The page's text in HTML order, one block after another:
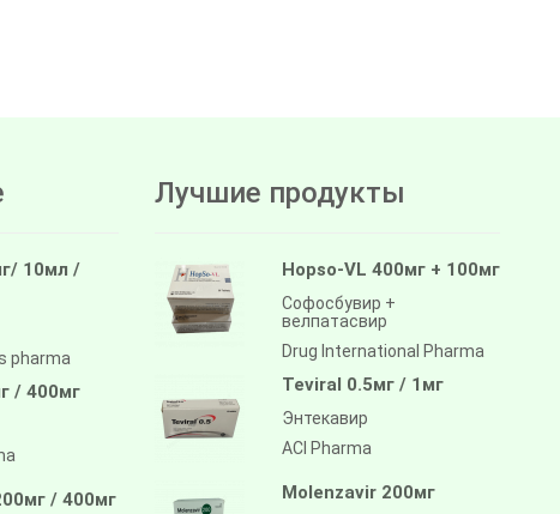
10мл /
pharma
/ 400мг
/ 400мг
Лучшие продукты
Hopso-VL 400мг + 100мг
Софосбувир +
велпатасвир
Drug International Pharma
Teviral 0.5мг / 1мг
Энтекавир
ACI Pharma
Molenzavir 200мг